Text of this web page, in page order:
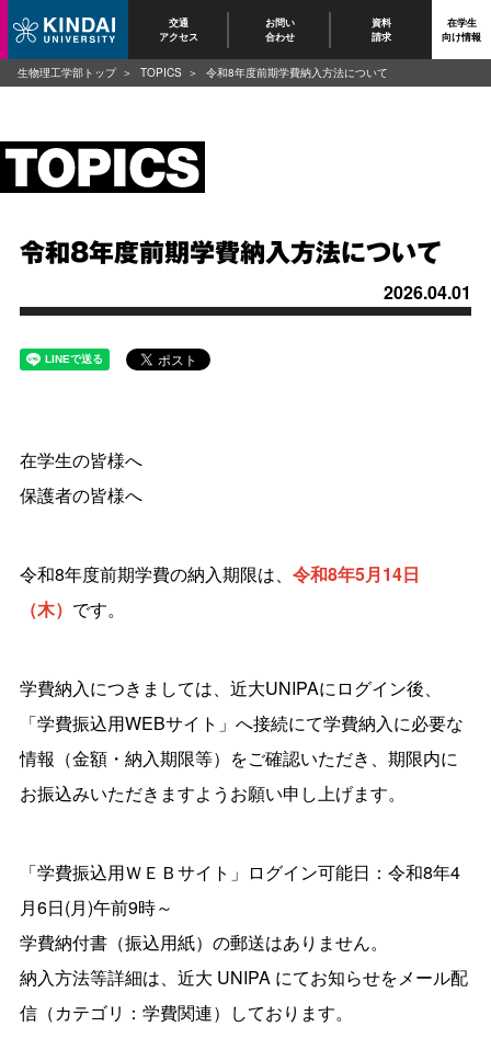
交通
アクセス
お問い
合わせ
資料
請求
在学生
向け情報
令和8年度前期学費納入方法について
2026.04.01
在学生の皆様へ
保護者の皆様へ
令和8年度前期学費の納入期限は、 令和8年5月14日
（木） です。
学費納入につきましては、近大UNIPAにログイン後、
「学費振込用WEBサイト」へ接続にて学費納入に必要な
情報（金額・納入期限等）をご確認いただき、期限内に
お振込みいただきますようお願い申し上げます。
「学費振込用ＷＥＢサイト」ログイン可能日：令和8年4
月6日(月)午前9時～
学費納付書（振込用紙）の郵送はありません。
納入方法等詳細は、近大 UNIPA にてお知らせをメール配
信（カテゴリ：学費関連）しております。
生物理工学部トップ TOPICS 令和8年度前期学費納入方法について